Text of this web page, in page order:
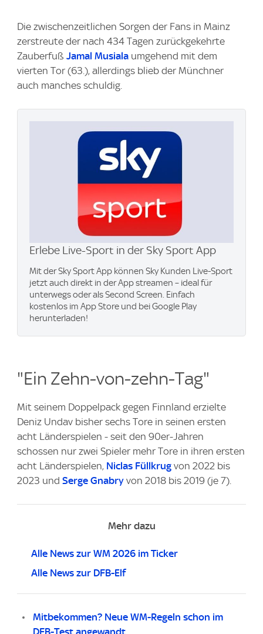
Die zwischenzeitlichen Sorgen der Fans in Mainz
zerstreute der nach 434 Tagen zurückgekehrte
Zauberfuß Jamal Musiala umgehend mit dem
vierten Tor (63.), allerdings blieb der Münchner
auch manches schuldig.
Erlebe Live-Sport in der Sky Sport App
Mit der Sky Sport App können Sky Kunden Live-Sport
jetzt auch direkt in der App streamen – ideal für
unterwegs oder als Second Screen. Einfach
kostenlos im App Store und bei Google Play
herunterladen!
"Ein Zehn-von-zehn-Tag"
Mit seinem Doppelpack gegen Finnland erzielte
Deniz Undav bisher sechs Tore in seinen ersten
acht Länderspielen - seit den 90er-Jahren
schossen nur zwei Spieler mehr Tore in ihren ersten
acht Länderspielen, Niclas Füllkrug von 2022 bis
2023 und Serge Gnabry von 2018 bis 2019 (je 7).
Mehr dazu
Alle News zur WM 2026 im Ticker
Alle News zur DFB-Elf
Mitbekommen? Neue WM-Regeln schon im